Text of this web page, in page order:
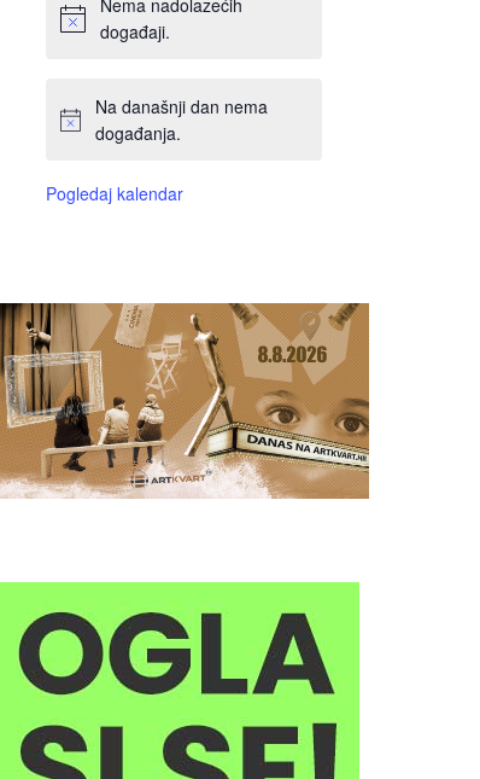
Nema nadolazećih
događaji.
Na današnji dan nema
događanja.
Pogledaj kalendar